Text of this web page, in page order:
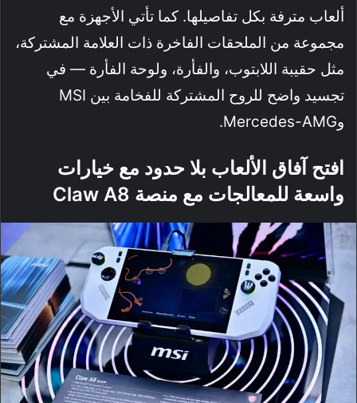
ألعاب مترفة بكل تفاصيلها. كما تأتي الأجهزة مع
مجموعة من الملحقات الفاخرة ذات العلامة المشتركة،
مثل حقيبة اللابتوب، والفأرة، ولوحة الفأرة — في
تجسيد واضح للروح المشتركة للفخامة بين MSI
وMercedes-AMG.
افتح آفاق الألعاب بلا حدود مع خيارات
واسعة للمعالجات مع منصة Claw A8